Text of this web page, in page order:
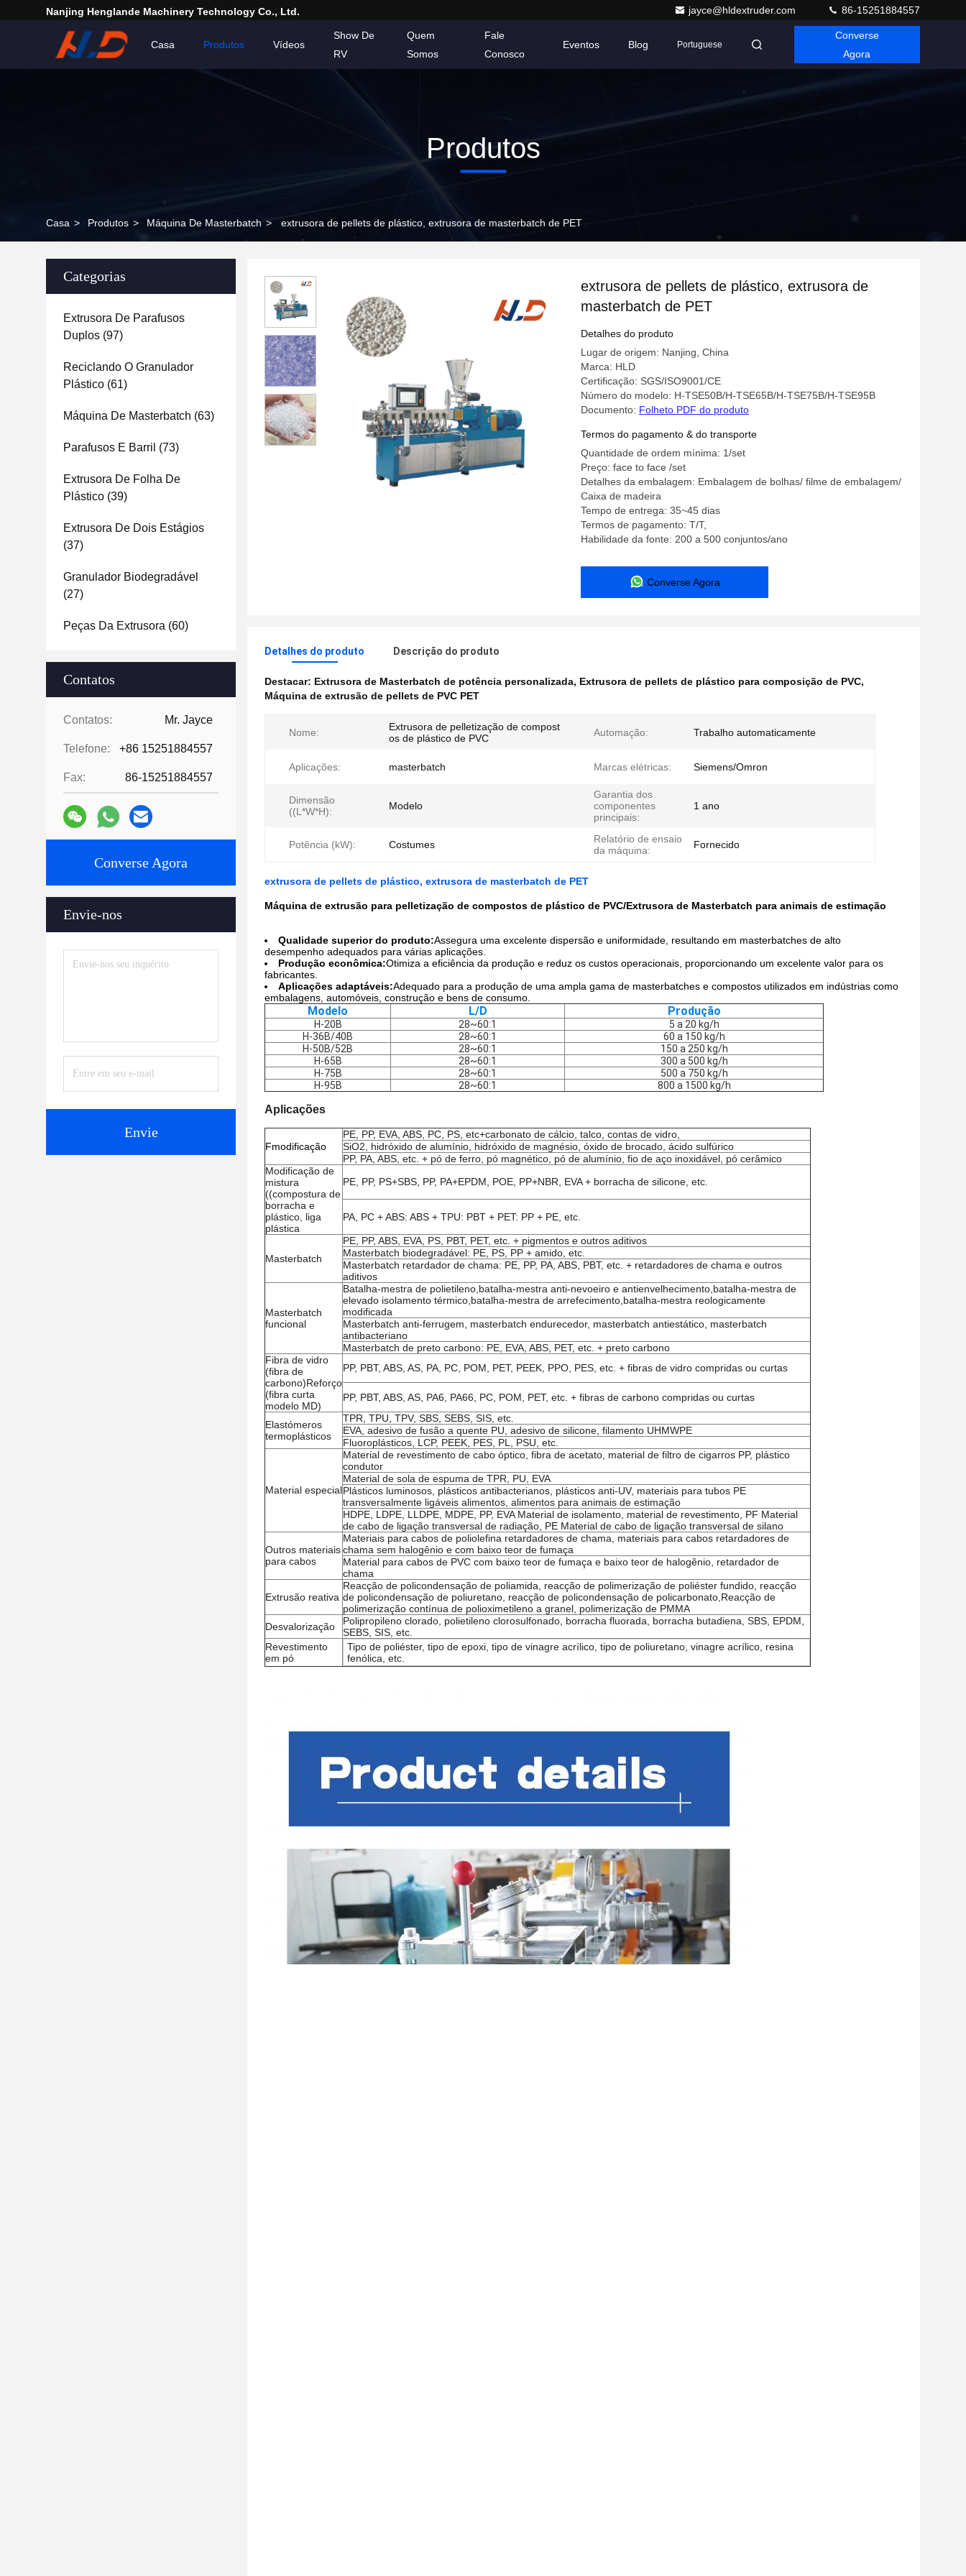
Nanjing Henglande Machinery Technology Co., Ltd. jayce@hldextruder.com 86-15251884557
Casa Produtos Vídeos
Show De
RV
Quem
Somos
Fale
Conosco
Eventos Blog Portuguese
Converse
Agora
Produtos
Casa > Produtos > Máquina De Masterbatch > extrusora de pellets de plástico, extrusora de masterbatch de PET
Categorias
Extrusora De Parafusos
Duplos (97)
Reciclando O Granulador
Plástico (61)
Máquina De Masterbatch (63)
Parafusos E Barril (73)
Extrusora De Folha De
Plástico (39)
Extrusora De Dois Estágios
(37)
Granulador Biodegradável
(27)
Peças Da Extrusora (60)
Contatos
Contatos: Mr. Jayce
Telefone: +86 15251884557
Fax: 86-15251884557
Converse Agora
Envie-nos
Envie
extrusora de pellets de plástico, extrusora de
masterbatch de PET
Detalhes do produto
Lugar de origem: Nanjing, China
Marca: HLD
Certificação: SGS/ISO9001/CE
Número do modelo: H-TSE50B/H-TSE65B/H-TSE75B/H-TSE95B
Documento: Folheto PDF do produto
Termos do pagamento & do transporte
Quantidade de ordem mínima: 1/set
Preço: face to face /set
Detalhes da embalagem: Embalagem de bolhas/ filme de embalagem/
Caixa de madeira
Tempo de entrega: 35~45 dias
Termos de pagamento: T/T,
Habilidade da fonte: 200 a 500 conjuntos/ano
Converse Agora
Detalhes do produto Descrição do produto
Destacar: Extrusora de Masterbatch de potência personalizada, Extrusora de pellets de plástico para composição de PVC,
Máquina de extrusão de pellets de PVC PET
Nome:
Extrusora de pelletização de compost
os de plástico de PVC
Automação: Trabalho automaticamente
Aplicações: masterbatch Marcas elétricas: Siemens/Omron
Dimensão
((L*W*H):
Modelo
Garantia dos
componentes
principais:
1 ano
Potência (kW): Costumes
Relatório de ensaio
da máquina:
Fornecido
extrusora de pellets de plástico, extrusora de masterbatch de PET
Máquina de extrusão para pelletização de compostos de plástico de PVC/Extrusora de Masterbatch para animais de estimação
Qualidade superior do produto:Assegura uma excelente dispersão e uniformidade, resultando em masterbatches de alto
desempenho adequados para várias aplicações.
Produção econômica:Otimiza a eficiência da produção e reduz os custos operacionais, proporcionando um excelente valor para os
fabricantes.
Aplicações adaptáveis:Adequado para a produção de uma ampla gama de masterbatches e compostos utilizados em indústrias como
embalagens, automóveis, construção e bens de consumo.
Modelo L/D Produção
H-20B 28~60:1
5 a 20 kg/h
H-36B/40B
28~60:1
60 a 150 kg/h
H-50B/52B
28~60:1
150 a 250 kg/h
H-65B
28~60:1
300 a 500 kg/h
H-75B
28~60:1
500 a 750 kg/h
H-95B
28~60:1 800 a 1500 kg/h
Aplicações
Fmodificação
PE, PP, EVA, ABS, PC, PS, etc+carbonato de cálcio, talco, contas de vidro,
SiO2, hidróxido de alumínio, hidróxido de magnésio, óxido de brocado, ácido sulfúrico
PP, PA, ABS, etc. + pó de ferro, pó magnético, pó de alumínio, fio de aço inoxidável, pó cerâmico
Modificação de
mistura
((compostura de
borracha e
plástico, liga
plástica
PE, PP, PS+SBS, PP, PA+EPDM, POE, PP+NBR, EVA + borracha de silicone, etc.
PA, PC + ABS: ABS + TPU: PBT + PET: PP + PE, etc.
Masterbatch
PE, PP, ABS, EVA, PS, PBT, PET, etc. + pigmentos e outros aditivos
Masterbatch biodegradável: PE, PS, PP + amido, etc.
Masterbatch retardador de chama: PE, PP, PA, ABS, PBT, etc. + retardadores de chama e outros
aditivos
Masterbatch
funcional
Batalha-mestra de polietileno,batalha-mestra anti-nevoeiro e antienvelhecimento,batalha-mestra de
elevado isolamento térmico,batalha-mestra de arrefecimento,batalha-mestra reologicamente
modificada
Masterbatch anti-ferrugem, masterbatch endurecedor, masterbatch antiestático, masterbatch
antibacteriano
Masterbatch de preto carbono: PE, EVA, ABS, PET, etc. + preto carbono
Fibra de vidro
(fibra de
carbono)Reforço
(fibra curta
modelo MD)
PP, PBT, ABS, AS, PA, PC, POM, PET, PEEK, PPO, PES, etc. + fibras de vidro compridas ou curtas
PP, PBT, ABS, AS, PA6, PA66, PC, POM, PET, etc. + fibras de carbono compridas ou curtas
Elastómeros
termoplásticos
TPR, TPU, TPV, SBS, SEBS, SIS, etc.
EVA, adesivo de fusão a quente PU, adesivo de silicone, filamento UHMWPE
Fluoroplásticos, LCP, PEEK, PES, PL, PSU, etc.
Material especial
Material de revestimento de cabo óptico, fibra de acetato, material de filtro de cigarros PP, plástico
condutor
Material de sola de espuma de TPR, PU, EVA
Plásticos luminosos, plásticos antibacterianos, plásticos anti-UV, materiais para tubos PE
transversalmente ligáveis alimentos, alimentos para animais de estimação
HDPE, LDPE, LLDPE, MDPE, PP, EVA Material de isolamento, material de revestimento, PF Material
de cabo de ligação transversal de radiação, PE Material de cabo de ligação transversal de silano
Outros materiais
para cabos
Materiais para cabos de poliolefina retardadores de chama, materiais para cabos retardadores de
chama sem halogênio e com baixo teor de fumaça
Material para cabos de PVC com baixo teor de fumaça e baixo teor de halogênio, retardador de
chama
Extrusão reativa
Reacção de policondensação de poliamida, reacção de polimerização de poliéster fundido, reacção
de policondensação de poliuretano, reacção de policondensação de policarbonato,Reacção de
polimerização contínua de polioximetileno a granel, polimerização de PMMA
Desvalorização
Polipropileno clorado, polietileno clorosulfonado, borracha fluorada, borracha butadiena, SBS, EPDM,
SEBS, SIS, etc.
Revestimento
em pó
Tipo de poliéster, tipo de epoxi, tipo de vinagre acrílico, tipo de poliuretano, vinagre acrílico, resina
fenólica, etc.